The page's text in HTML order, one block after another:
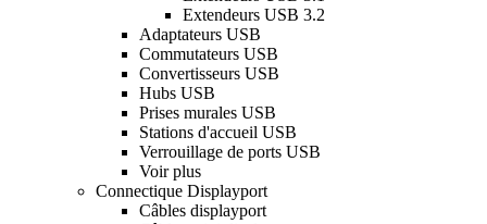
Extendeurs USB 3.2
Adaptateurs USB
Commutateurs USB
Convertisseurs USB
Hubs USB
Prises murales USB
Stations d'accueil USB
Verrouillage de ports USB
Voir plus
Connectique Displayport
Câbles displayport